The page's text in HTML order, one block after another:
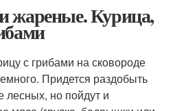
жареные. Курица,
с грибами на сковороде
Придется раздобыть
лесных, но пойдут и